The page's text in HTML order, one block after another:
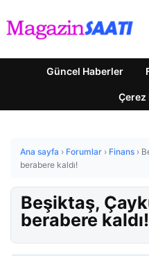
Güncel Haberler
Çerez
Ana sayfa › Forumlar › Finans ›
berabere kaldı!
Beşiktaş,
berabere kaldı!